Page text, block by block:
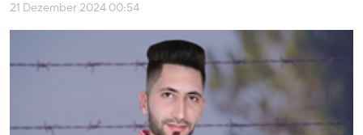
21 Dezember 2024 00:54